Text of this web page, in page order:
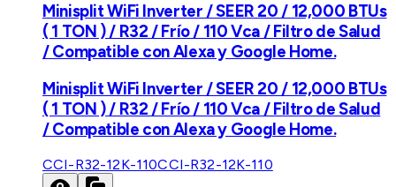
Minisplit WiFi Inverter / SEER 20 / 12,000 BTUs
( 1 TON ) / R32 / Frío / 110 Vca / Filtro de Salud
/ Compatible con Alexa y Google Home.
Minisplit WiFi Inverter / SEER 20 / 12,000 BTUs
( 1 TON ) / R32 / Frío / 110 Vca / Filtro de Salud
/ Compatible con Alexa y Google Home.
CCI-R32-12K-110CCI-R32-12K-110